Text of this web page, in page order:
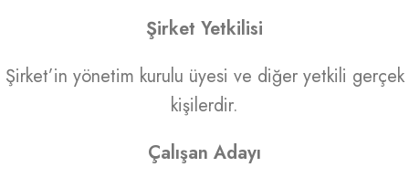
Şirket Yetkilisi
Şirket’in yönetim kurulu üyesi ve diğer yetkili gerçek
kişilerdir.
Çalışan Adayı